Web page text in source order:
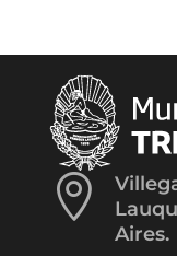

Aires.